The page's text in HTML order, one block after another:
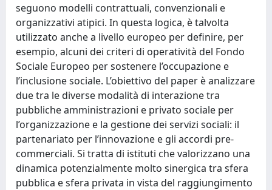
seguono modelli contrattuali, convenzionali e
organizzativi atipici. In questa logica, è talvolta
utilizzato anche a livello europeo per definire, per
esempio, alcuni dei criteri di operatività del Fondo
Sociale Europeo per sostenere l’occupazione e
l’inclusione sociale. L’obiettivo del paper è analizzare
due tra le diverse modalità di interazione tra
pubbliche amministrazioni e privato sociale per
l’organizzazione e la gestione dei servizi sociali: il
partenariato per l’innovazione e gli accordi pre-
commerciali. Si tratta di istituti che valorizzano una
dinamica potenzialmente molto sinergica tra sfera
pubblica e sfera privata in vista del raggiungimento